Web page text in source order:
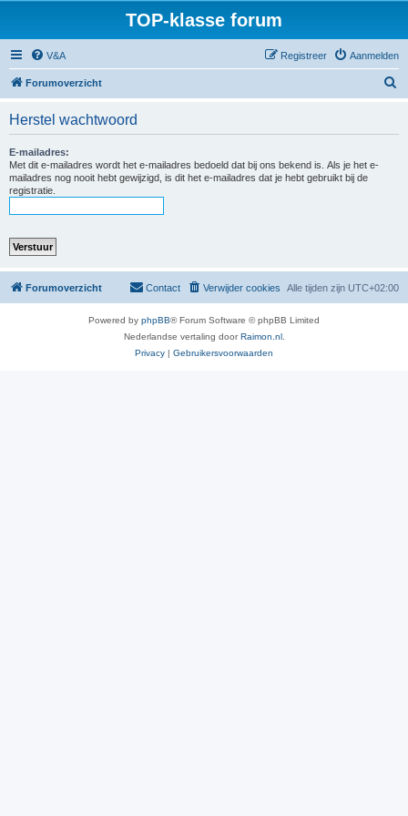
TOP-klasse forum
V&A Aanmelden
Registreer
Forumoverzicht
Herstel wachtwoord
E-mailadres:
Met dit e-mailadres wordt het e-mailadres bedoeld dat bij ons bekend is. Als je het e-
mailadres nog nooit hebt gewijzigd, is dit het e-mailadres dat je hebt gebruikt bij de
registratie.
Forumoverzicht Alle tijden zijn UTC+02:00
Verwijder cookies
Contact
Powered by phpBB® Forum Software © phpBB Limited
Nederlandse vertaling doorRaimon.nl.
Privacy | Gebruikersvoorwaarden